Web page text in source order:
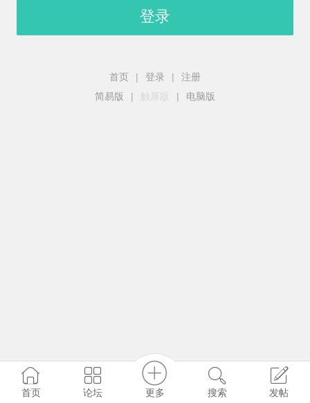
登录
首页 | 登录 |
注册
简易版
| 触屏版 | 电脑版
首页 论坛 更多 搜索 发帖